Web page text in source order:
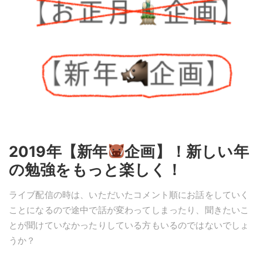
2019年【新年
企画】！新しい年
の勉強をもっと楽しく！
ライブ配信の時は、いただいたコメント順にお話をしていく
ことになるので途中で話が変わってしまったり、聞きたいこ
とが聞けていなかったりしている方もいるのではないでしょ
うか？